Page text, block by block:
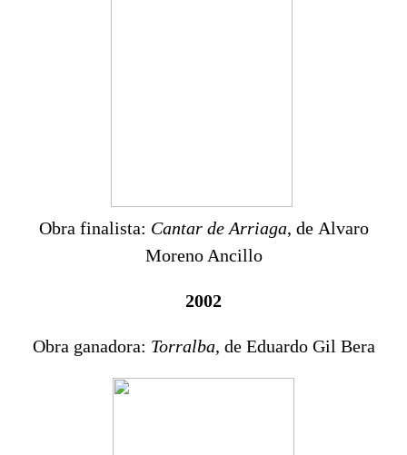
Obra finalista: Cantar de Arriaga, de Alvaro
Moreno Ancillo
2002
Obra ganadora: Torralba, de Eduardo Gil Bera